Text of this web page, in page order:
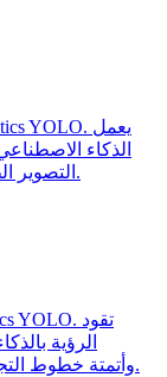
الذكاء
التصوير الطبي، والتشخيص الأكثر ذكاءً، ومراقبة المرضى.
الرؤية
والامتثال لمعدات الوقاية الشخصية (PPE)، وأتمتة خطوط التجميع.